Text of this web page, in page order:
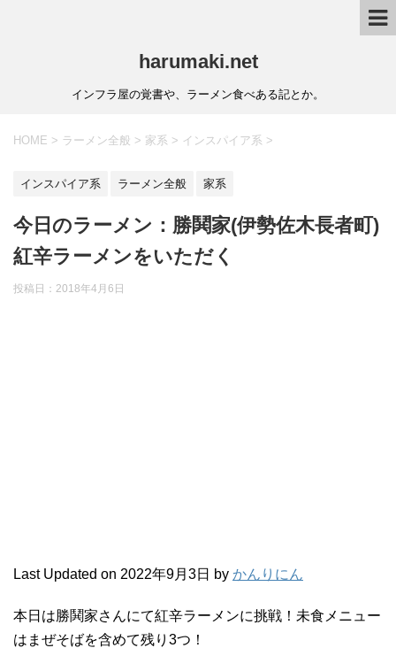
harumaki.net
インフラ屋の覚書や、ラーメン食べある記とか。
HOME > ラーメン全般 > 家系 > インスパイア系 >
インスパイア系 ラーメン全般 家系
今日のラーメン：勝鬨家(伊勢佐木長者町)
紅辛ラーメンをいただく
投稿日：2018年4月6日
Last Updated on 2022年9月3日 by かんりにん
本日は勝鬨家さんにて紅辛ラーメンに挑戦！未食メニュー
はまぜそばを含めて残り3つ！